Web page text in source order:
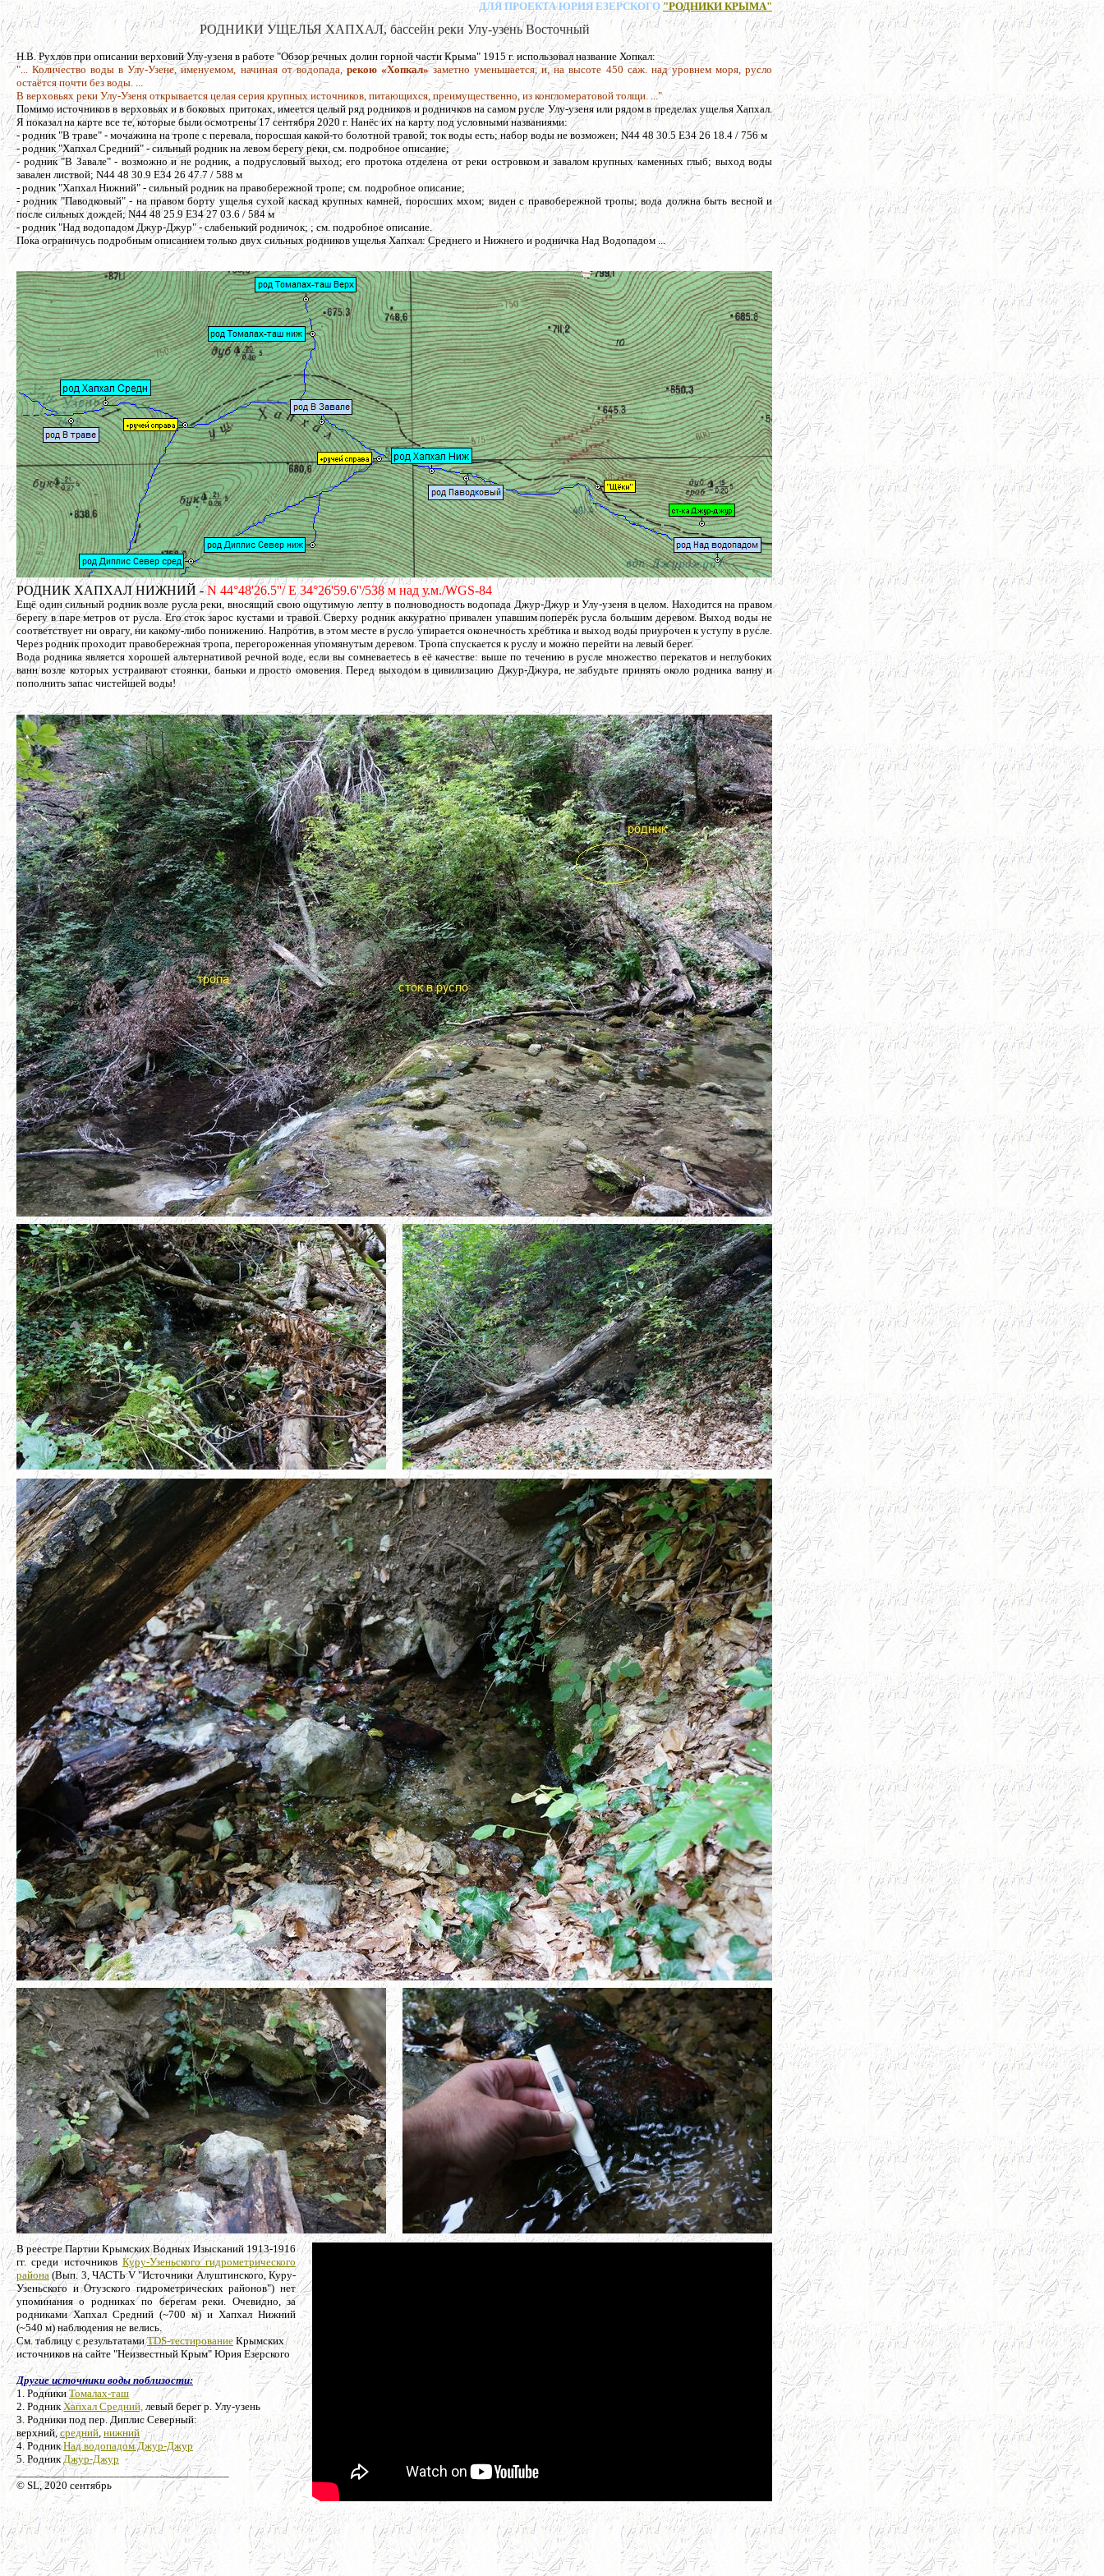
РОДНИКИ УЩЕЛЬЯ ХАПХАЛ, бассейн реки Улу-узень Восточный
Н.В. Рухлов при описании верховий Улу-узеня в работе "Обзор речных долин горной части Крыма" 1915 г. использовал название Хопкал:
"... Количество воды в Улу-Узене, именуемом, начиная от водопада, рекою «Хопкал»заметно уменьшается, и, на высоте 450 саж. над уровнем моря, русло
остаётся почти без воды. ...
В верховьях реки Улу-Узеня открывается целая серия крупных источников, питающихся, преимущественно, из конгломератовой толщи. ..."
Помимо источников в верховьях и в боковых притоках, имеется целый ряд родников и родничков на самом русле Улу-узеня или рядом в пределах ущелья Хапхал.
Я показал на карте все те, которые были осмотрены 17 сентября 2020 г. Нанёс их на карту под условными названиями:
- родник "В траве" - мочажина на тропе с перевала, поросшая какой-то болотной травой; ток воды есть; набор воды не возможен; N44 48 30.5 E34 26 18.4 / 756 м
- родник "Хапхал Средний" - сильный родник на левом берегу реки, см. подробное описание;
- родник "В Завале" - возможно и не родник, а подрусловый выход; его протока отделена от реки островком и завалом крупных каменных глыб; выход воды
завален листвой; N44 48 30.9 E34 26 47.7 / 588 м
- родник "Хапхал Нижний" - сильный родник на правобережной тропе; см. подробное описание;
- родник "Паводковый" - на правом борту ущелья сухой каскад крупных камней, поросших мхом; виден с правобережной тропы; вода должна быть весной и
после сильных дождей; N44 48 25.9 E34 27 03.6 / 584 м
- родник "Над водопадом Джур-Джур" - слабенький родничок; ; см. подробное описание.
Пока ограничусь подробным описанием только двух сильных родников ущелья Хапхал: Среднего и Нижнего и родничка Над Водопадом ...
ДЛЯ ПРОЕКТА ЮРИЯ ЕЗЕРСКОГО"РОДНИКИ КРЫМА"
В реестре Партии Крымских Водных Изысканий 1913-1916
гг. среди источников Куру-Узеньского гидрометрического
района (Вып. 3, ЧАСТЬ V "Источники Алуштинского, Куру-
Узеньского и Отузского гидрометрических районов") нет
упоминания о родниках по берегам реки. Очевидно, за
родниками Хапхал Средний (~700 м) и Хапхал Нижний
(~540 м) наблюдения не велись.
См. таблицу с результатамиTDS-тестирование Крымских
источников на сайте "Неизвестный Крым" Юрия Езерского
Другие источники воды поблизости:
1. Родники Томалах-таш
2. РодникХапхал Средний, левый берег р. Улу-узень
3. Родники под пер. Диплис Северный:
верхний,средний, нижний
4. РодникНад водопадом Джур-Джур
5. РодникДжур-Джур
_____________________________________
© SL, 2020 сентябрь
РОДНИК ХАПХАЛ НИЖНИЙ -N 44°48'26.5''/ E 34°26'59.6''/538 м над у.м./WGS-84
Ещё один сильный родник возле русла реки, вносящий свою ощутимую лепту в полноводность водопада Джур-Джур и Улу-узеня в целом. Находится на правом
берегу в паре метров от русла. Его сток зарос кустами и травой. Сверху родник аккуратно привален упавшим поперёк русла большим деревом. Выход воды не
соответствует ни оврагу, ни какому-либо понижению. Напротив, в этом месте в русло упирается оконечность хребтика и выход воды приурочен к уступу в русле.
Через родник проходит правобережная тропа, перегороженная упомянутым деревом. Тропа спускается к руслу и можно перейти на левый берег.
Вода родника является хорошей альтернативой речной воде, если вы сомневаетесь в её качестве: выше по течению в русле множество перекатов и неглубоких
ванн возле которых устраивают стоянки, баньки и просто омовения. Перед выходом в цивилизацию Джур-Джура, не забудьте принять около родника ванну и
пополнить запас чистейшей воды!